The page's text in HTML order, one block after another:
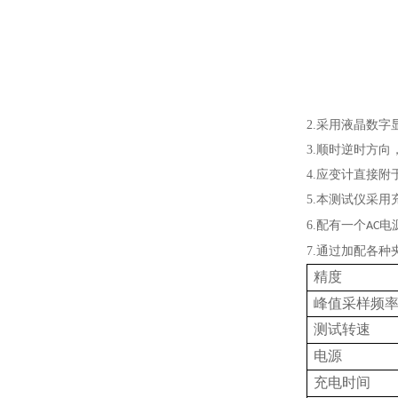
2.采用液晶数字
3.顺时逆时方向
4.应变计直接附
5.本测试仪采用
6.配有一个AC电
7.通过加配各种
精度
峰值采样频率
测试转速
电源
充电时间